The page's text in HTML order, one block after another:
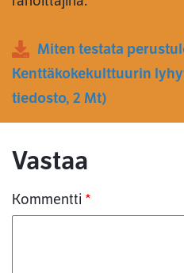
Miten testata
Kenttäkokekulttuurin
tiedosto, 2 Mt)
Kommentit
Vastaa
Kommentti *